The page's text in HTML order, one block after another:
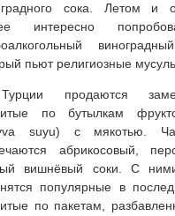
сока. Летом и
интересно
пьют религиозные
продаются
по бутылкам
suyu) с мякотью.
абрикосовый,
вишнёвый соки. С
популярные в
по пакетам,